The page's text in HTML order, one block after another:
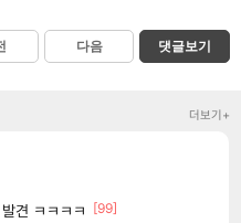
다음 댓글보기
더보기+
견 ㅋㅋㅋㅋ
[99]